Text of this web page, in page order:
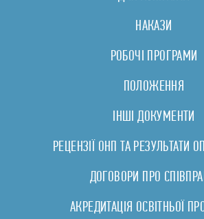
НАКАЗИ
РОБОЧІ ПРОГРАМИ
ПОЛОЖЕННЯ
ІНШІ ДОКУМЕНТИ
РЕЦЕНЗІЇ ОНП ТА РЕЗУЛЬТАТИ
ДОГОВОРИ ПРО
АКРЕДИТАЦІЯ ОСВІТНЬОЇ